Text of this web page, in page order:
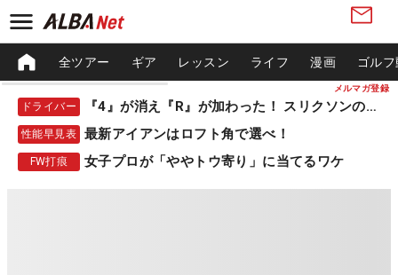
メルマガ登録
全ツアー ギア レッスン ライフ 漫画 ゴル
ドライバー 『4』が消え『R』が加わった！ スリクソンの新作
性能早見表 最新アイアンはロフト角で選べ！
FW打痕 女子プロが「ややトウ寄り」に当てるワケ